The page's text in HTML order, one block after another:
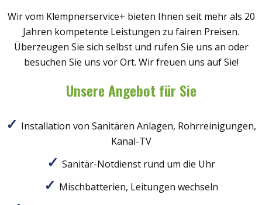
Wir vom Klempnerservice+ bieten Ihnen seit mehr als 20
Jahren kompetente Leistungen zu fairen Preisen.
Überzeugen Sie sich selbst und rufen Sie uns an oder
besuchen Sie uns vor Ort. Wir freuen uns auf Sie!
Unsere Angebot für Sie
Installation von Sanitären Anlagen, Rohrreinigungen,
Kanal-TV
Sanitär-Notdienst rund um die Uhr
Mischbatterien, Leitungen wechseln